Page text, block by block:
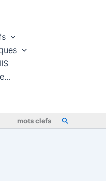
mots clefs Rechercher